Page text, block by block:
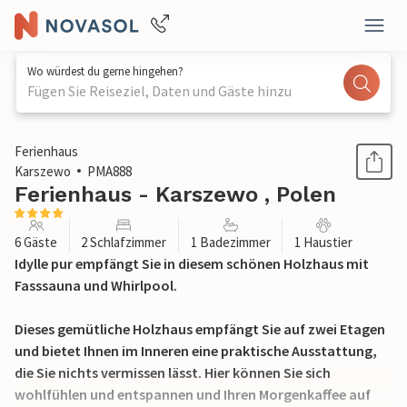
Wo würdest du gerne hingehen?
Fügen Sie Reiseziel, Daten und Gäste hinzu
1 / 20
Ferienhaus
Karszewo
PMA888
Ferienhaus - Karszewo , Polen
6 Gäste 2 Schlafzimmer 1 Badezimmer 1 Haustier
Idylle pur empfängt Sie in diesem schönen Holzhaus mit
Fasssauna und Whirlpool.
Dieses gemütliche Holzhaus empfängt Sie auf zwei Etagen
und bietet Ihnen im Inneren eine praktische Ausstattung,
die Sie nichts vermissen lässt. Hier können Sie sich
wohlfühlen und entspannen und Ihren Morgenkaffee auf